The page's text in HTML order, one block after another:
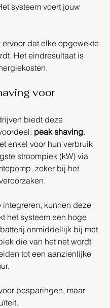
systeem voert jouw
dat elke opgewekte
Het eindresultaat is
voor
biedt deze
peak shaving.
enkel voor hun verbruik
stroompiek (kW) via
zeker bij het
kunnen deze
het systeem een hoge
onmiddellijk bij met
die van het net wordt
tot een aanzienlijke
besparingen, maar